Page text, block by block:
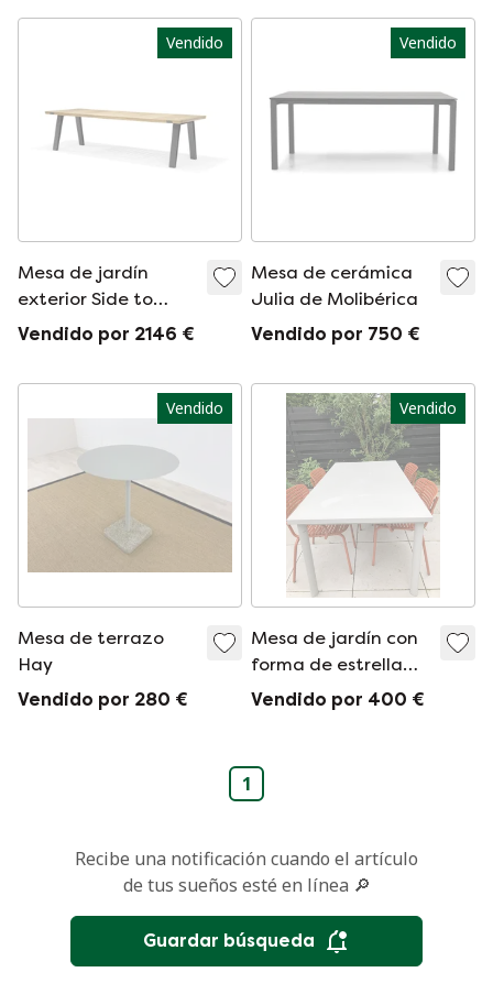
Vendido
Mesa de jardín
exterior Side to
Side, 290 x 100 cm
Vendido por 2146 €
Vendido
Mesa de cerámica
Julia de Molibérica
Vendido por 750 €
Vendido
Mesa de terrazo
Hay
Vendido por 280 €
Vendido
Mesa de jardín con
forma de estrella
EMU
Vendido por 400 €
1
Recibe una notificación cuando el artículo
de tus sueños esté en línea 🔎
Guardar búsqueda